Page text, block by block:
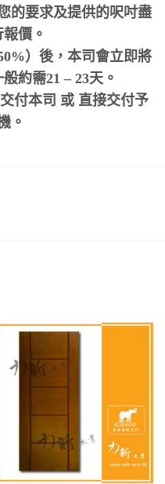
的要求及提供的呎吋盡
價。
）後，本司會立即將
約需21 – 23天。
付本司 或 直接交付予
。